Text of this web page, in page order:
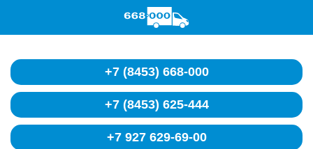
Служба доставки воды
+7 (8453) 668-000
+7 (8453) 625-444
+7 927 629-69-00